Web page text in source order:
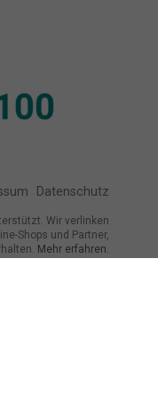
Datenschutz
Wir verlinken
Shops und Partner,
Mehr erfahren.